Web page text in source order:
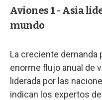
Aviones 1 - Asia
mundo
La creciente demanda
enorme flujo anual de
liderada por las
indican los expertos